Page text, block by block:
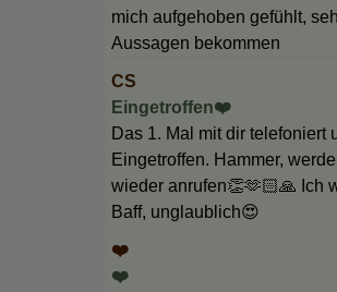
mich aufgehoben gefühlt,
Aussagen bekommen
CS
Eingetroffen❤️
Das 1. Mal mit dir telefoniert
Eingetroffen. Hammer,
wieder anrufen👏🫶🏻🙏 Ich
Baff, unglaublich😍
❤️
❤️